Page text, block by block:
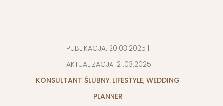
PUBLIKACJA: 20.03.2025
AKTUALIZACJA: 21.03.2025
KONSULTANT ŚLUBNY, LIFESTYLE, WEDDING
PLANNER